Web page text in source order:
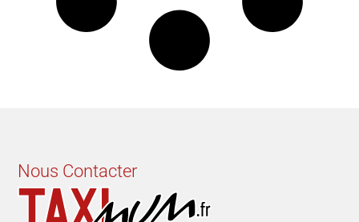
Nous Contacter